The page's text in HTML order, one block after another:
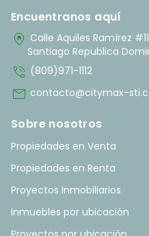
Encuentranos aquí
home_pin Calle Aquiles Ramírez
Santiago Republica
phone_in_talk (809)971-1112
mail contacto@citymax-
Sobre nosotros
Propiedades en Venta
Propiedades en Renta
Proyectos Inmobiliarios
Inmuebles por ubicación